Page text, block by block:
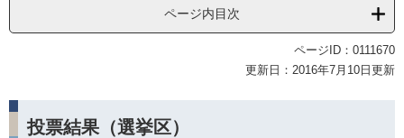
ページ内目次
ページID：0111670
更新日：2016年7月10日更新
投票結果（選挙区）